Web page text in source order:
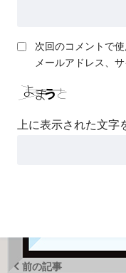
次回のコメントで
メールアドレス、サ
上に表示された文字
前の記事